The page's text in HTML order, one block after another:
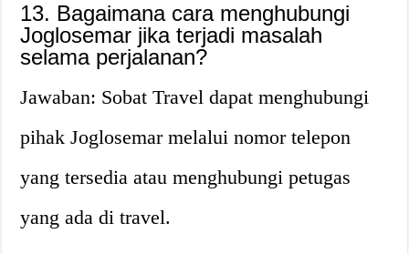
13. Bagaimana cara menghubungi
Joglosemar jika terjadi masalah
selama perjalanan?
Jawaban: Sobat Travel dapat menghubungi
pihak Joglosemar melalui nomor telepon
yang tersedia atau menghubungi petugas
yang ada di travel.